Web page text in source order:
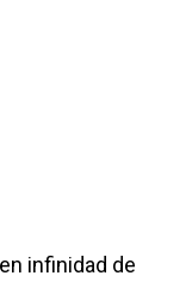
infinidad de